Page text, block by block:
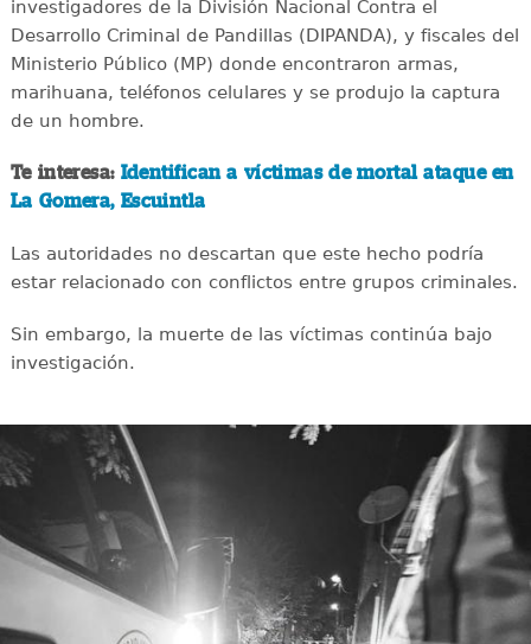
investigadores de la División Nacional Contra el
Desarrollo Criminal de Pandillas (DIPANDA), y fiscales del
Ministerio Público (MP) donde encontraron armas,
marihuana, teléfonos celulares y se produjo la captura
de un hombre.
Te interesa: Identifican a víctimas de mortal ataque en
La Gomera, Escuintla
Las autoridades no descartan que este hecho podría
estar relacionado con conflictos entre grupos criminales.
Sin embargo, la muerte de las víctimas continúa bajo
investigación.